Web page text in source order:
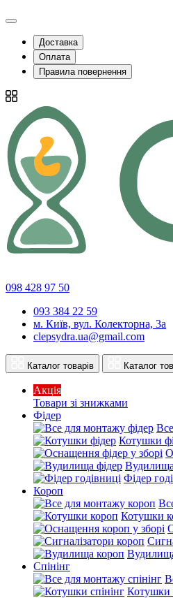
Доставка
Оплата
Правила повернення
098 428 97 50
093 384 22 59
м. Київ, вул. Колекторна, 3а
clepsydra.ua@gmail.com
Каталог товарів Каталог
Акція
Товари зі знижками
Фідер
Котушки
Фідер
Короп
Котушки
Спінінг
Котушки